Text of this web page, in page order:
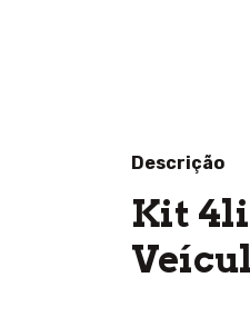
Descrição
Kit